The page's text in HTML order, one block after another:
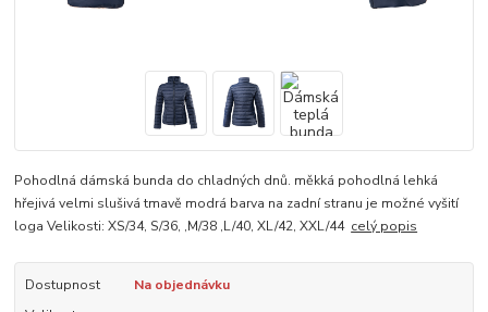
Pohodlná dámská bunda do chladných dnů. měkká pohodlná lehká
hřejivá velmi slušivá tmavě modrá barva na zadní stranu je možné vyšití
loga Velikosti: XS/34, S/36, ,M/38 ,L/40, XL/42, XXL/44 celý popis
Dostupnost
Na objednávku